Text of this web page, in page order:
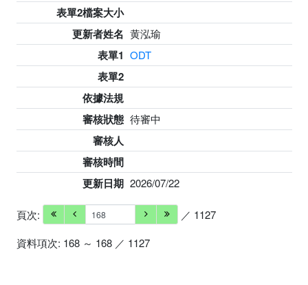
表單2檔案大小
更新者姓名 黄泓瑜
表單1 ODT
表單2
依據法規
審核狀態 待審中
審核人
審核時間
更新日期 2026/07/22
頁次:
／ 1127
資料項次: 168 ～ 168 ／ 1127